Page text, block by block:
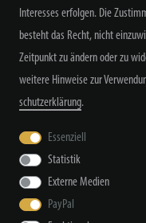
Interesses erfolgen. Die
besteht das Recht, nicht
Zeitpunkt zu ändern oder zu
weitere Hinweise zur
schutz­erklärung.
Essenziell
Statistik
Externe Medien
PayPal